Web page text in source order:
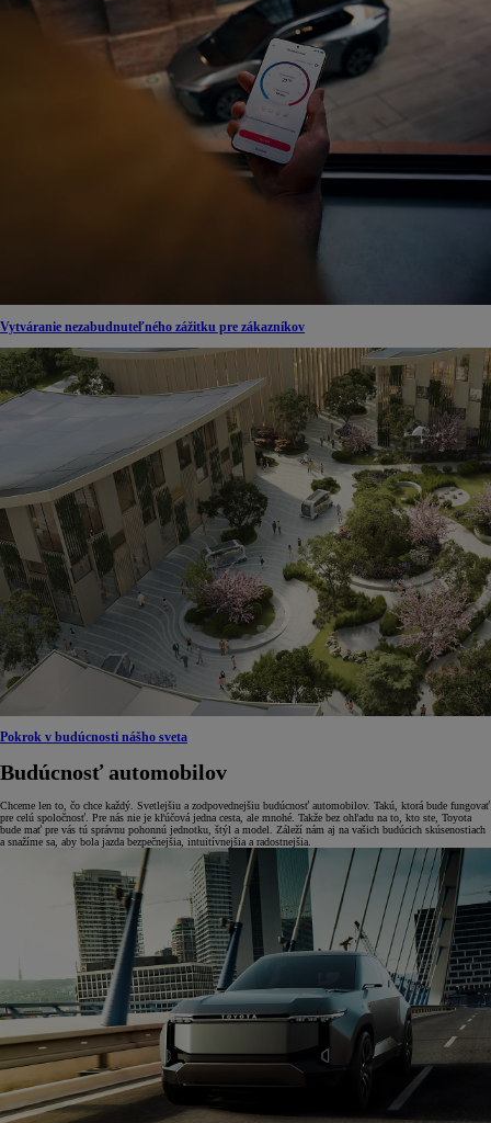
Vytváranie nezabudnuteľného zážitku pre zákazníkov
Pokrok v budúcnosti nášho sveta
Budúcnosť automobilov
Chceme len to, čo chce každý. Svetlejšiu a zodpovednejšiu budúcnosť automobilov. Takú, ktorá bude fungovať
pre celú spoločnosť. Pre nás nie je kľúčová jedna cesta, ale mnohé. Takže bez ohľadu na to, kto ste, Toyota
bude mať pre vás tú správnu pohonnú jednotku, štýl a model. Záleží nám aj na vašich budúcich skúsenostiach
a snažíme sa, aby bola jazda bezpečnejšia, intuitívnejšia a radostnejšia.